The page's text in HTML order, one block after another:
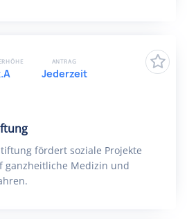
fördert soziale Projekte
ganzheitliche Medizin und
ANTRAG
Jederzeit